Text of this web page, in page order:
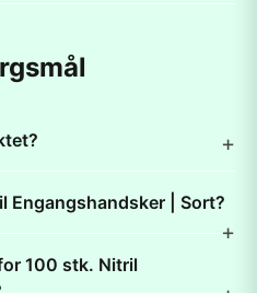
Engangshandsker | Sort?
100 stk. Nitril